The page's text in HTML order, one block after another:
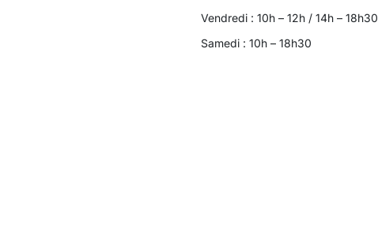
Vendredi : 10h – 12h / 14h – 18h30
Samedi : 10h – 18h30